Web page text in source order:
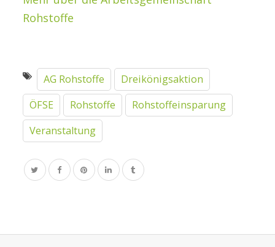
Rohstoffe
AG Rohstoffe
Dreikönigsaktion
ÖFSE
Rohstoffe
Rohstoffeinsparung
Veranstaltung